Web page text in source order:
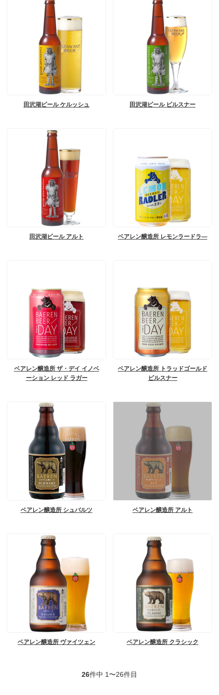
田沢湖ビール ケルッシュ 田沢湖ビール ピルスナー
田沢湖ビール アルト ベアレン醸造所 レモンラードラ―
ベアレン醸造所 ザ・デイ イノベ
ーション レッド ラガー
ベアレン醸造所 トラッドゴールド
ピルスナー
ベアレン醸造所 シュバルツ ベアレン醸造所 アルト
ベアレン醸造所 ヴァイツェン ベアレン醸造所 クラシック
26件中 1〜26件目